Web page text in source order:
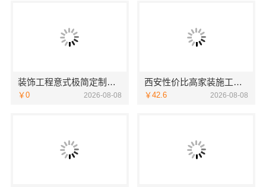
装饰工程意式极简定制厂家，华居不锈钢
￥0 2026-08-08
西安性价比高家装施工改善房免费量房-居安天成
￥42.6 2026-08-08